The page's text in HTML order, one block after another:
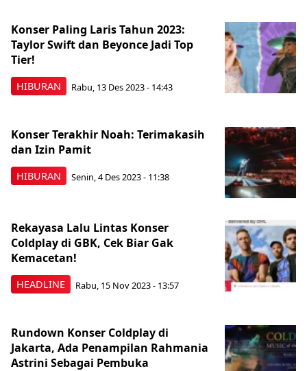
HIBURAN
Konser Paling Laris Tahun 2023:
Taylor Swift dan Beyonce Jadi Top
Tier!
Rabu, 13 Des 2023 - 14:43
HIBURAN
Konser Terakhir Noah: Terimakasih
dan Izin Pamit
Senin, 4 Des 2023 - 11:38
HEADLINE
Rekayasa Lalu Lintas Konser
Coldplay di GBK, Cek Biar Gak
Kemacetan!
Rabu, 15 Nov 2023 - 13:57
Rundown Konser Coldplay di
Jakarta, Ada Penampilan Rahmania
Astrini Sebagai Pembuka